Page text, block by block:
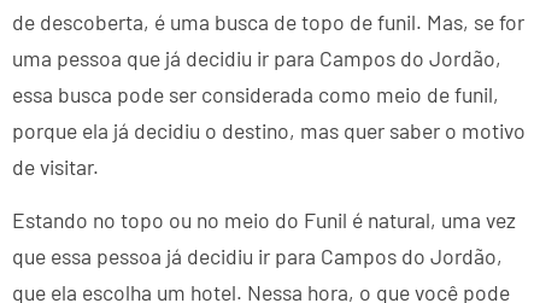
de descoberta, é uma busca de topo de funil. Mas, se for
uma pessoa que já decidiu ir para Campos do Jordão,
essa busca pode ser considerada como meio de funil,
porque ela já decidiu o destino, mas quer saber o motivo
de visitar.
Estando no topo ou no meio do Funil é natural, uma vez
que essa pessoa já decidiu ir para Campos do Jordão,
que ela escolha um hotel. Nessa hora, o que você pode